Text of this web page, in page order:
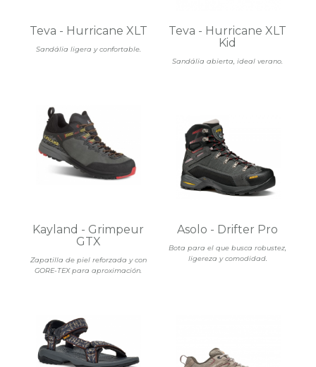
Sandália ligera y confortable.
Teva - Hurricane XLT
Sandália abierta, ideal verano.
Teva - Hurricane XLT
Kid
Zapatilla de piel reforzada y con
GORE-TEX para aproximación.
Kayland - Grimpeur
GTX
Bota para el que busca robustez,
ligereza y comodidad.
Asolo - Drifter Pro